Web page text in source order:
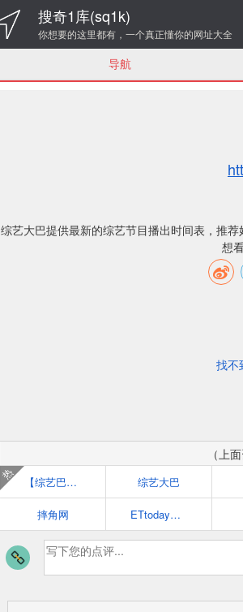
搜奇1库(sq1k)
你想要的这里都有，一个真正懂你的网址大全
导航
综艺大巴提供最新的综艺节目播出时间表，推
想
找不
（上
【综艺巴士】韩国综艺_综艺节目_综艺节目排行榜_台湾综艺
热
综艺大巴
摔角网 ETtoday播吧